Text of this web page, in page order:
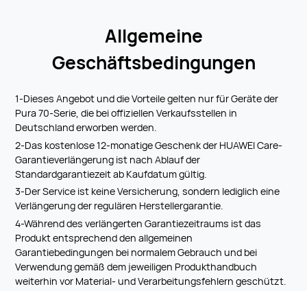
Allgemeine
Geschäftsbedingungen
1-Dieses Angebot und die Vorteile gelten nur für Geräte der
Pura 70-Serie, die bei offiziellen Verkaufsstellen in
Deutschland erworben werden.
2-Das kostenlose 12-monatige Geschenk der HUAWEI Care-
Garantieverlängerung ist nach Ablauf der
Standardgarantiezeit ab Kaufdatum gültig.
3-Der Service ist keine Versicherung, sondern lediglich eine
Verlängerung der regulären Herstellergarantie.
4-Während des verlängerten Garantiezeitraums ist das
Produkt entsprechend den allgemeinen
Garantiebedingungen bei normalem Gebrauch und bei
Verwendung gemäß dem jeweiligen Produkthandbuch
weiterhin vor Material- und Verarbeitungsfehlern geschützt.